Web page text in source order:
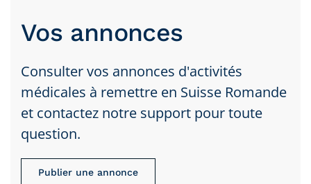
Vos annonces
Consulter vos annonces d'activités
médicales à remettre en Suisse Romande
et contactez notre support pour toute
question.
Publier une annonce